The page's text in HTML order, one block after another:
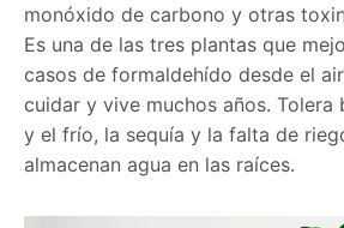
monóxido de carbono y otras
Es una de las tres plantas que
casos de formaldehído desde el
cuidar y vive muchos años. Tolera
y el frío, la sequía y la falta de
almacenan agua en las raíces.